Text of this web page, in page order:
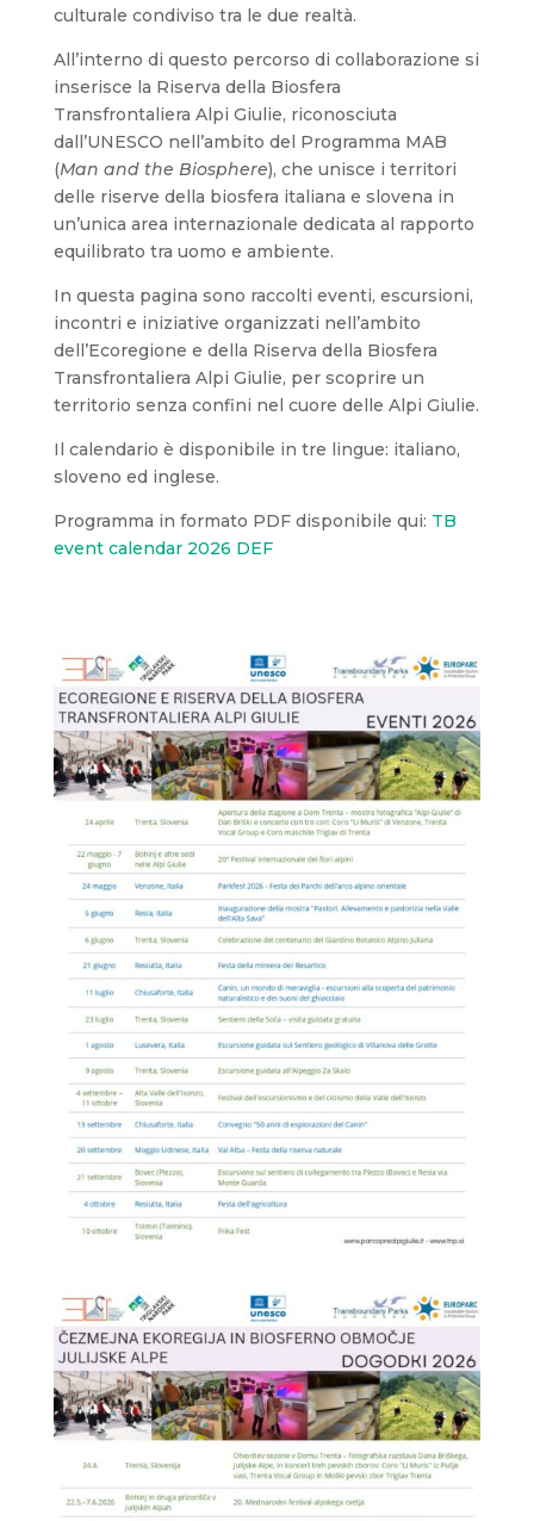
culturale condiviso tra le due realtà.
All’interno di questo percorso di collaborazione si
inserisce la Riserva della Biosfera
Transfrontaliera Alpi Giulie, riconosciuta
dall’UNESCO nell’ambito del Programma MAB
(Man and the Biosphere), che unisce i territori
delle riserve della biosfera italiana e slovena in
un’unica area internazionale dedicata al rapporto
equilibrato tra uomo e ambiente.
In questa pagina sono raccolti eventi, escursioni,
incontri e iniziative organizzati nell’ambito
dell’Ecoregione e della Riserva della Biosfera
Transfrontaliera Alpi Giulie, per scoprire un
territorio senza confini nel cuore delle Alpi Giulie.
Il calendario è disponibile in tre lingue: italiano,
sloveno ed inglese.
Programma in formato PDF disponibile qui: TB
event calendar 2026 DEF